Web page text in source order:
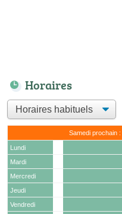
Horaires
Samedi prochain :
Lundi
Mardi
Mercredi
Jeudi
Vendredi